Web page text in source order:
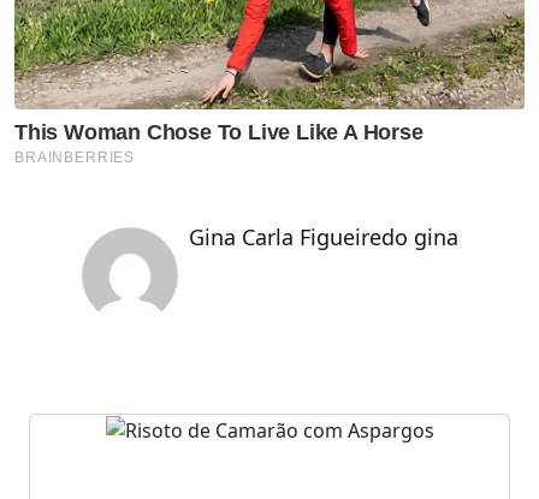
Gina Carla Figueiredo gina